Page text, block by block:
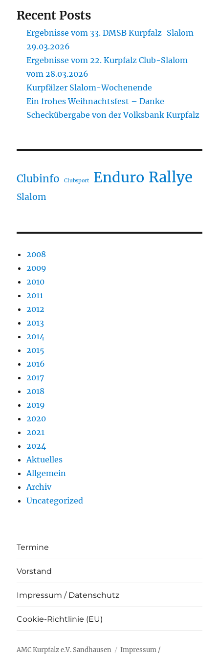
Recent Posts
Ergebnisse vom 33. DMSB Kurpfalz-Slalom
29.03.2026
Ergebnisse vom 22. Kurpfalz Club-Slalom
vom 28.03.2026
Kurpfälzer Slalom-Wochenende
Ein frohes Weihnachtsfest – Danke
Scheckübergabe von der Volksbank Kurpfalz
Clubinfo Clubsport Enduro Rallye
Slalom
2008
2009
2010
2011
2012
2013
2014
2015
2016
2017
2018
2019
2020
2021
2024
Aktuelles
Allgemein
Archiv
Uncategorized
Termine
Vorstand
Impressum / Datenschutz
Cookie-Richtlinie (EU)
AMC Kurpfalz e.V. Sandhausen Impressum /